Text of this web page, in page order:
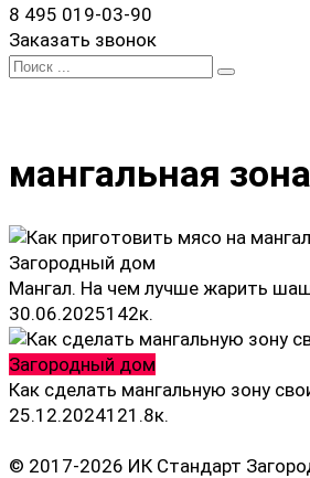
8 495 019-03-90
Заказать звонок
Search
мангальная зона
Загородный дом
Мангал. На чем лучше жарить
30.06.2025142к.
Загородный дом
Как сделать мангальную зону
25.12.2024121.8к.
© 2017-2026 ИК Стандарт